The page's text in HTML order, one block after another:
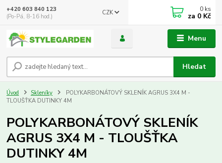
Menu
CZK
Hledat
+420 603 840 123
(Po-Pá, 8-16 hod.)
0 ks
za 0 Kč
Úvod Skleníky
POLYKARBONÁTOVÝ SKLENÍK AGRUS 3X4 M -
TLOUŠŤKA DUTINKY 4M
POLYKARBONÁTOVÝ SKLENÍK
AGRUS 3X4 M - TLOUŠŤKA
DUTINKY 4M